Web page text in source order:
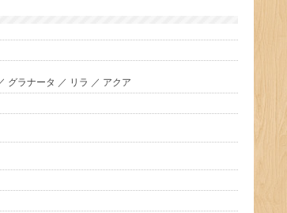
グラナータ ／ リラ ／ アクア